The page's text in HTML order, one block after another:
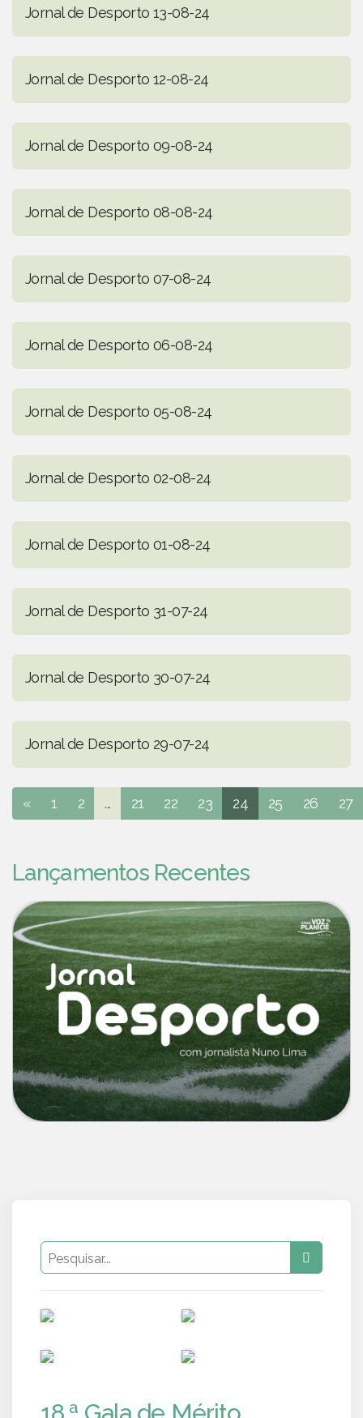
Jornal de Desporto 13-08-24
Jornal de Desporto 12-08-24
Jornal de Desporto 09-08-24
Jornal de Desporto 08-08-24
Jornal de Desporto 07-08-24
Jornal de Desporto 06-08-24
Jornal de Desporto 05-08-24
Jornal de Desporto 02-08-24
Jornal de Desporto 01-08-24
Jornal de Desporto 31-07-24
Jornal de Desporto 30-07-24
Jornal de Desporto 29-07-24
« 1 2 ... 21 22 23 24 25 26 27
Lançamentos Recentes